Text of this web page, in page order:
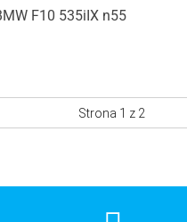
F10 535iIX n55